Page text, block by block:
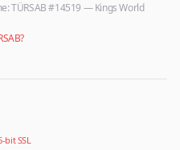
: TÜRSAB #14519 — Kings World
bit SSL